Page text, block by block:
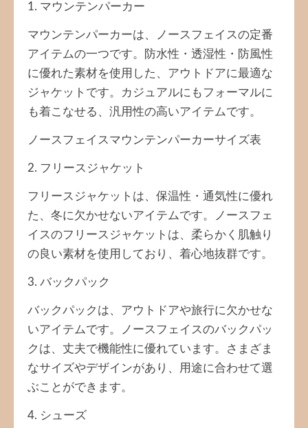
1. マウンテンパーカー
マウンテンパーカーは、ノースフェイスの定番
アイテムの一つです。防水性・透湿性・防風性
に優れた素材を使用した、アウトドアに最適な
ジャケットです。カジュアルにもフォーマルに
も着こなせる、汎用性の高いアイテムです。
ノースフェイスマウンテンパーカーサイズ表
2. フリースジャケット
フリースジャケットは、保温性・通気性に優れ
た、冬に欠かせないアイテムです。ノースフェ
イスのフリースジャケットは、柔らかく肌触り
の良い素材を使用しており、着心地抜群です。
3. バックパック
バックパックは、アウトドアや旅行に欠かせな
いアイテムです。ノースフェイスのバックパッ
クは、丈夫で機能性に優れています。さまざま
なサイズやデザインがあり、用途に合わせて選
ぶことができます。
4. シューズ